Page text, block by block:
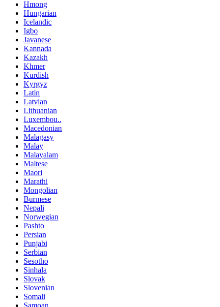
Hmong
Hungarian
Icelandic
Igbo
Javanese
Kannada
Kazakh
Khmer
Kurdish
Kyrgyz
Latin
Latvian
Lithuanian
Luxembou..
Macedonian
Malagasy
Malay
Malayalam
Maltese
Maori
Marathi
Mongolian
Burmese
Nepali
Norwegian
Pashto
Persian
Punjabi
Serbian
Sesotho
Sinhala
Slovak
Slovenian
Somali
Samoan